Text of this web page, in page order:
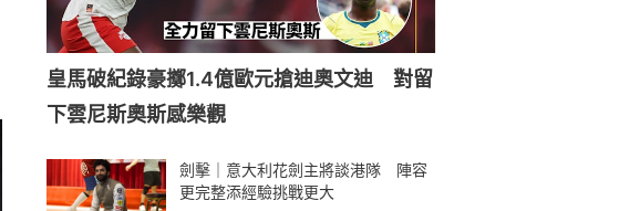
皇馬破紀錄豪擲1.4億歐元搶迪奧文迪 對留
下雲尼斯奧斯感樂觀
劍擊｜意大利花劍主將談港隊 陣容
更完整添經驗挑戰更大